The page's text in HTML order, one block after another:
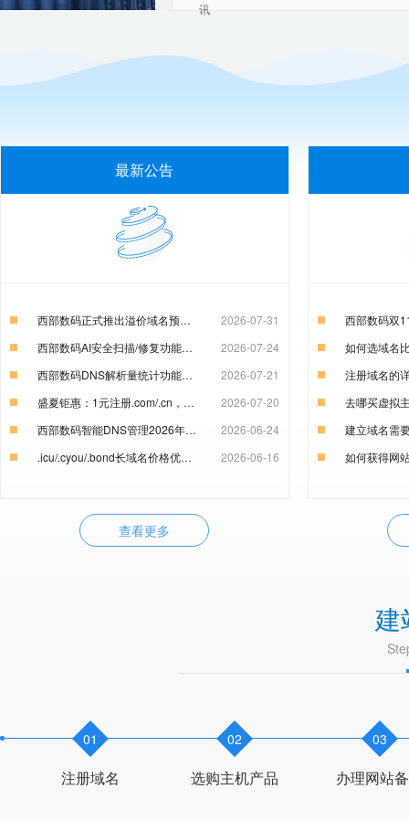
讯
最新公告
西部数码正式推出溢价域名预订服务，助力企业锁定优质数字资产
2026-07-31
西部数码AI安全扫描/修复功能上线
2026-07-24
西部数码DNS解析量统计功能正式上线
2026-07-21
盛夏钜惠：1元注册.com/.cn，1元购云虚机，云服务器特惠99元！
2026-07-20
西部数码智能DNS管理2026年7月1日起恢复收费通知
2026-06-24
.icu/.cyou/.bond长域名价格优惠通知
2026-06-16
查看更多
如何选域名
注册域名的
去哪买虚拟
建立域名需
如何获得网
建
01
注册域名
02
选购主机产品
03
办理网站